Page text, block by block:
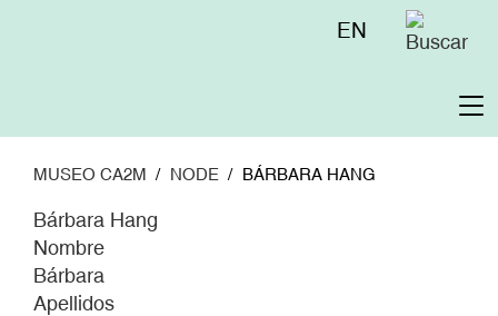
Menú
EN
MUSEO CA2M NODE BÁRBARA HANG
Bárbara Hang
Nombre
Bárbara
Apellidos